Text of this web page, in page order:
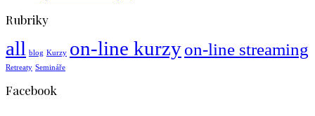
Rubriky
all blog Kurzy on-line kurzyon-line streaming
Retreaty Semináře
Facebook